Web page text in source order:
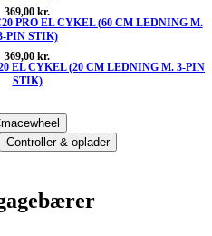
369,00 kr.
PRO EL CYKEL (60 CM LEDNING M.
PIN STIK)
369,00 kr.
EL CYKEL (20 CM LEDNING M. 3-PIN
STIK)
Controller & oplader